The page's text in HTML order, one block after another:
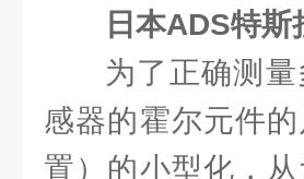
日本ADS特
为了正确测
感器的霍尔元件
置）的小型化，